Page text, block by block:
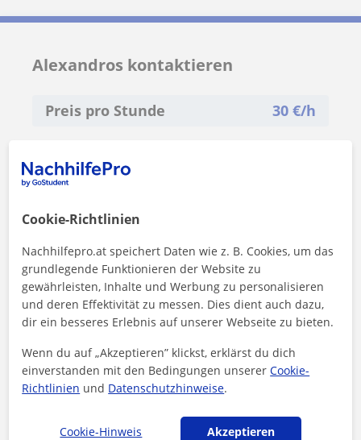
Alexandros kontaktieren
Preis pro Stunde 30€/h
Durch Klicken auf eine der beiden Schaltflächen stimmen Sie
Cookie-Richtlinien
Nachhilfepro.at speichert Daten wie z. B. Cookies, um das
grundlegende Funktionieren der Website zu
gewährleisten, Inhalte und Werbung zu personalisieren
und deren Effektivität zu messen. Dies dient auch dazu,
dir ein besseres Erlebnis auf unserer Webseite zu bieten.
Wenn du auf „Akzeptieren” klickst, erklärst du dich
einverstanden mit den Bedingungen unsererCookie-
Richtlinien und Datenschutzhinweise.
Cookie-Hinweis Akzeptieren